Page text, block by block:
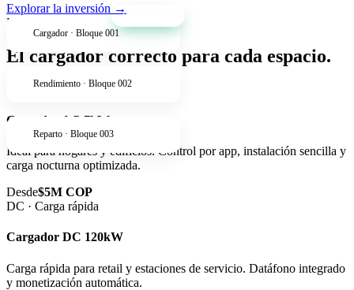
Explorar la inversión →
+34% anual
Cargador · Bloque 001
Rendimiento · Bloque 002
Reparto · Bloque 003
Productos
El cargador correcto para cada espacio.
AC · Residencial
Cargador AC 7kW
Ideal para hogares y edificios. Control por app, instalación sencilla y
carga nocturna optimizada.
Desde$5M COP
DC · Carga rápida
Cargador DC 120kW
Carga rápida para retail y estaciones de servicio. Datáfono integrado
y monetización automática.